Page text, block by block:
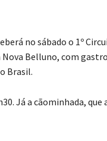
no sábado o 1º
Belluno, com
Brasil.
Já a cãominhada,